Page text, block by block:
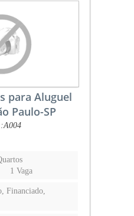
para Aluguel
Paulo-SP
1 Vaga
Financiado,